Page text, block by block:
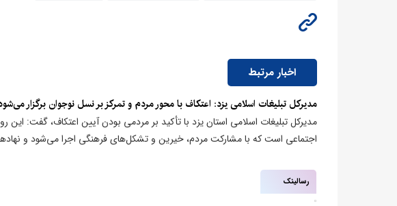
اخبار مرتبط
مدیرکل تبلیغات اسلامی یزد: اعتکاف با محور مردم و تمرکز بر نسل نوجوان برگزار
مدیرکل تبلیغات اسلامی استان یزد با تأکید بر مردمی بودن آیین اعتکاف، گفت:
اجتماعی است که با مشارکت مردم، خیرین و تشکل‌های فرهنگی اجرا می‌شود و
رسالینک